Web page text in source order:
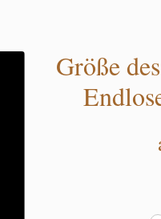
Größe